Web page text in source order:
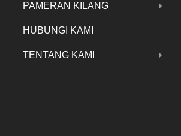
PAMERAN KILANG
HUBUNGI KAMI
TENTANG KAMI